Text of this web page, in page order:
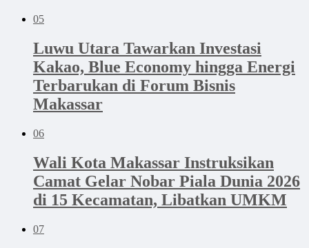
05
Luwu Utara Tawarkan Investasi
Kakao, Blue Economy hingga Energi
Terbarukan di Forum Bisnis
Makassar
06
Wali Kota Makassar Instruksikan
Camat Gelar Nobar Piala Dunia 2026
di 15 Kecamatan, Libatkan UMKM
07